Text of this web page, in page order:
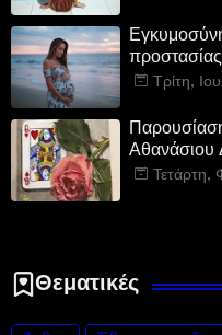
προστασίας
Τρίτη,
Αθανάσιου
στον Ιανό
Θεματικές